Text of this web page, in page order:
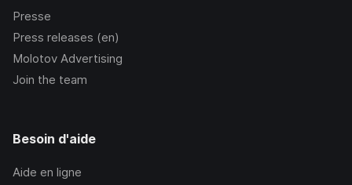
Presse
Press releases (en)
Molotov Advertising
Join the team
Besoin d'aide
Aide en ligne